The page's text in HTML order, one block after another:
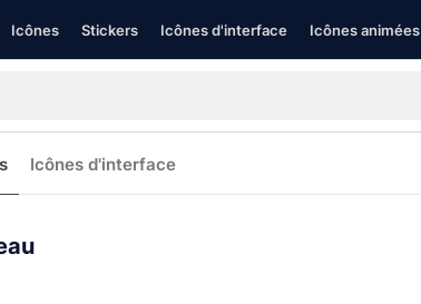
Icônes Stickers Icônes d'interface Icônes animées
Icônes d'interface